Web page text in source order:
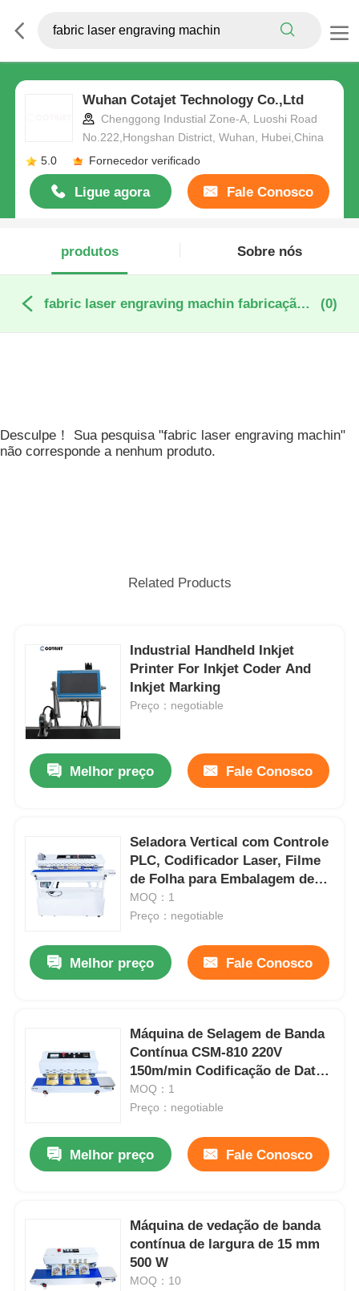
Wuhan Cotajet Technology Co.,Ltd
Chenggong Industial Zone-A, Luoshi Road
No.222,Hongshan District, Wuhan, Hubei,China
5.0
Fornecedor verificado
Ligue agora Fale Conosco
produtos Sobre nós
fabric laser engraving machin fabricação online (0)
Desculpe！ Sua pesquisa "fabric laser engraving machin"
não corresponde a nenhum produto.
Related Products
Industrial Handheld Inkjet
Printer For Inkjet Coder And
Inkjet Marking
Preço：negotiable
Melhor preço Fale Conosco
Seladora Vertical com Controle
PLC, Codificador Laser, Filme
de Folha para Embalagem de
Alimentos, 0-12m/min
MOQ：1
Preço：negotiable
Melhor preço Fale Conosco
Máquina de Selagem de Banda
Contínua CSM-810 220V
150m/min Codificação de Data
de Validade com Jato de Tinta
MOQ：1
Preço：negotiable
Melhor preço Fale Conosco
Máquina de vedação de banda
contínua de largura de 15 mm
500 W
MOQ：10